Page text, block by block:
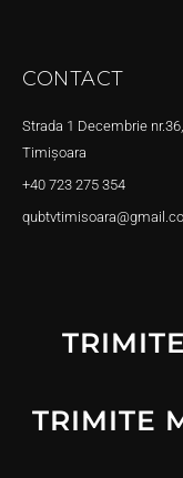
CONTACT
Strada 1 Decembrie nr.36,
Timișoara
+40 723 275 354
TRIMITE